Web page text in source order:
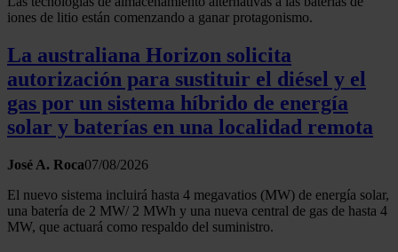
iones de litio están comenzando a ganar protagonismo.
La australiana Horizon solicita
autorización para sustituir el diésel y el
gas por un sistema híbrido de energía
solar y baterías en una localidad remota
José A. Roca07/08/2026
El nuevo sistema incluirá hasta 4 megavatios (MW) de energía solar,
una batería de 2 MW/ 2 MWh y una nueva central de gas de hasta 4
MW, que actuará como respaldo del suministro.